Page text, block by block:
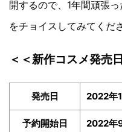
開するので、1年間頑張
をチョイスしてみてくだ
＜＜新作コスメ発売
発売日 2022年
予約開始日 2022年